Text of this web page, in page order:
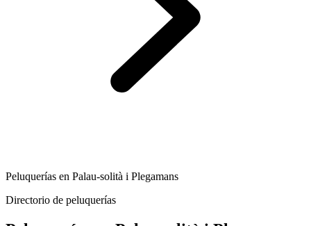
Peluquerías en Palau-solità i Plegamans
Directorio de peluquerías